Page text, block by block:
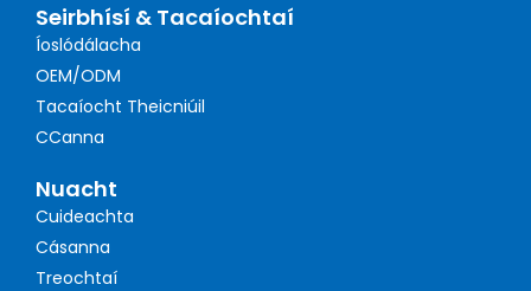
Seirbhísí & Tacaíochtaí
Íoslódálacha
OEM/ODM
Tacaíocht Theicniúil
CCanna
Nuacht
Cuideachta
Cásanna
Treochtaí